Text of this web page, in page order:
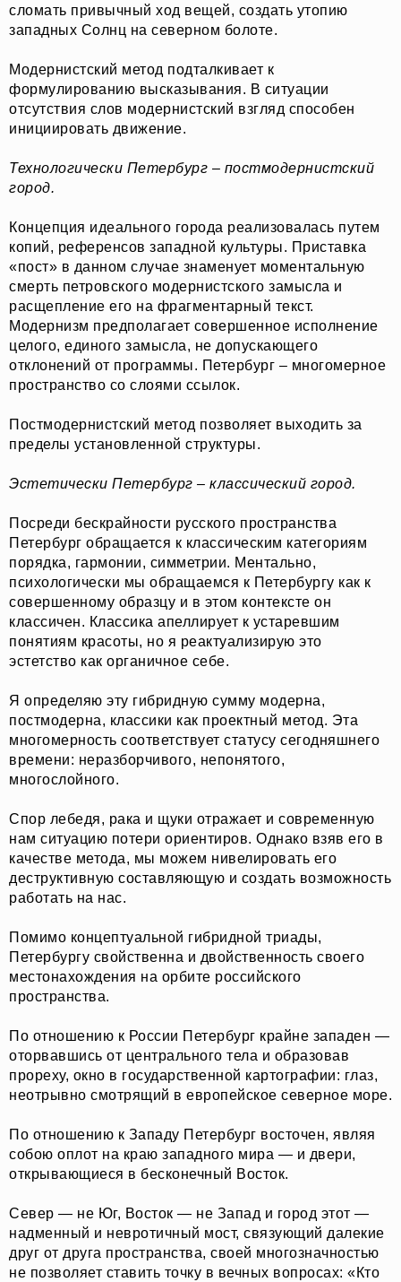
сломать привычный ход вещей, создать утопию
западных Солнц на северном болоте.
Модернистский метод подталкивает к
формулированию высказывания. В ситуации
отсутствия слов модернистский взгляд способен
инициировать движение.
Технологически Петербург – постмодернистский
город.
Концепция идеального города реализовалась путем
копий, референсов западной культуры. Приставка
«пост» в данном случае знаменует моментальную
смерть петровского модернистского замысла и
расщепление его на фрагментарный текст.
Модернизм предполагает совершенное исполнение
целого, единого замысла, не допускающего
отклонений от программы. Петербург – многомерное
пространство со слоями ссылок.
Постмодернистский метод позволяет выходить за
пределы установленной структуры.
Эстетически Петербург – классический город.
Посреди бескрайности русского пространства
Петербург обращается к классическим категориям
порядка, гармонии, симметрии. Ментально,
психологически мы обращаемся к Петербургу как к
совершенному образцу и в этом контексте он
классичен. Классика апеллирует к устаревшим
понятиям красоты, но я реактуализирую это
эстетство как органичное себе.
Я определяю эту гибридную сумму модерна,
постмодерна, классики как проектный метод. Эта
многомерность соответствует статусу сегодняшнего
времени: неразборчивого, непонятого,
многослойного.
Спор лебедя, рака и щуки отражает и современную
нам ситуацию потери ориентиров. Однако взяв его в
качестве метода, мы можем нивелировать его
деструктивную составляющую и создать возможность
работать на нас.
Помимо концептуальной гибридной триады,
Петербургу свойственна и двойственность своего
местонахождения на орбите российского
пространства.
По отношению к России Петербург крайне западен —
оторвавшись от центрального тела и образовав
прореху, окно в государственной картографии: глаз,
неотрывно смотрящий в европейское северное море.
По отношению к Западу Петербург восточен, являя
собою оплот на краю западного мира — и двери,
открывающиеся в бесконечный Восток.
Север — не Юг, Восток — не Запад и город этот —
надменный и невротичный мост, связующий далекие
друг от друга пространства, своей многозначностью
не позволяет ставить точку в вечных вопросах: «Кто
О НАС
МЕДИА-КИТ
INST / MAIL / TG
META PLATFORMS INC. ПРИЗНАНА
ЭКСТРЕМИСТСКОЙ ОРГАНИЗАЦИЕЙ НА
ТЕРРИТОРИИ РФ
ОФЕРТА